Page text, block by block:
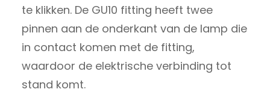
te klikken. De GU10 fitting heeft twee
pinnen aan de onderkant van de lamp die
in contact komen met de fitting,
waardoor de elektrische verbinding tot
stand komt.